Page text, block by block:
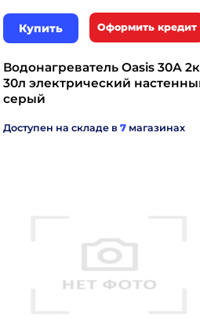
Купить Оформить кредит
Водонагреватель Oasis 30А
30л электрический
серый
Доступен на складе в 7 магазинах